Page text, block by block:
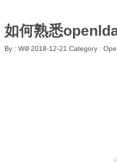
如何熟悉
By : Will 2018-12-21 Category :